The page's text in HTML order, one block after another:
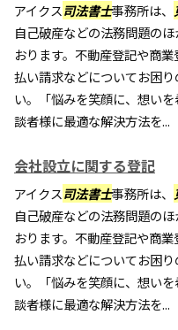
アイクス司法書士事務所は、
自己破産などの法務問題のほ
おります。不動産登記や商
払い請求などについてお困
い。「悩みを笑顔に、想い
談者様に最適な解決方法を...
会社設立に関する登記
アイクス司法書士事務所は、
自己破産などの法務問題のほ
おります。不動産登記や商
払い請求などについてお困
い。「悩みを笑顔に、想い
談者様に最適な解決方法を...